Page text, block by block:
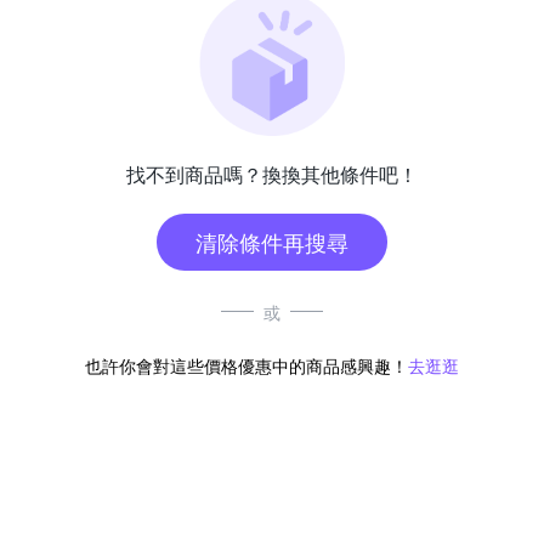
找不到商品嗎？換換其他條件吧！
清除條件再搜尋
或
也許你會對這些價格優惠中的商品感興趣！ 去逛逛